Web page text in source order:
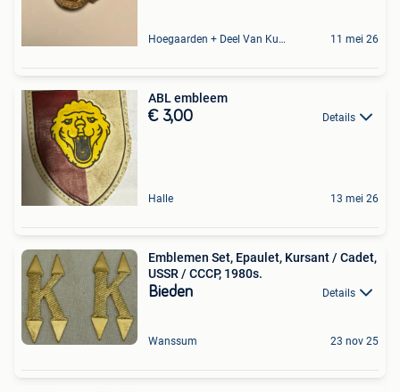
Hoegaarden + Deel Van Kumtich + Deel Van Tienen 11 mei 26
ABL embleem
€ 3,00 Details
Halle 13 mei 26
Emblemen Set, Epaulet, Kursant / Cadet,
USSR / CCCP, 1980s.
Bieden Details
Wanssum 23 nov 25